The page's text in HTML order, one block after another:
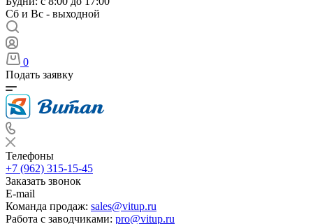
Сб и Вс - выходной
0
Подать заявку
Телефоны
+7 (962) 315-15-45
Заказать звонок
E-mail
Команда продаж: sales@vitup.ru
Работа с заводчиками: pro@vitup.ru